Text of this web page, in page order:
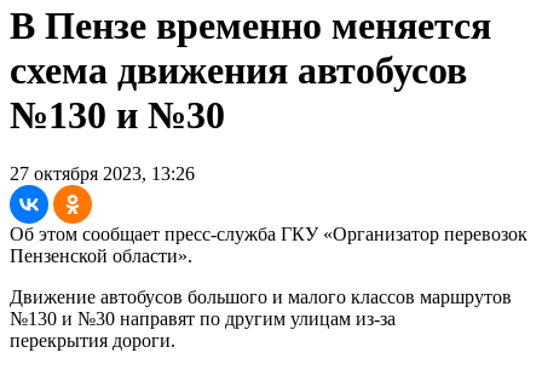
В Пензе временно меняется
схема движения автобусов
№130 и №30
27 октября 2023, 13:26
Об этом сообщает пресс-служба ГКУ «Организатор перевозок
Пензенской области».
Движение автобусов большого и малого классов маршрутов
№130 и №30 направят по другим улицам из-за
перекрытия дороги.